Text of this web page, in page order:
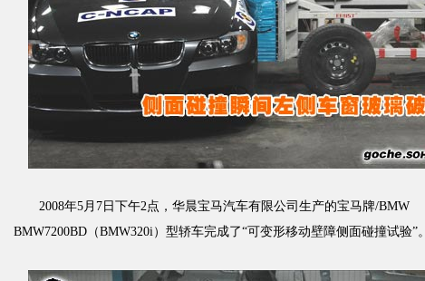
2008年5月7日下午2点，华晨宝马汽车有限公司生产的宝马牌/BMW
BMW7200BD（BMW320i）型轿车完成了“可变形移动壁障侧面碰撞试验”。